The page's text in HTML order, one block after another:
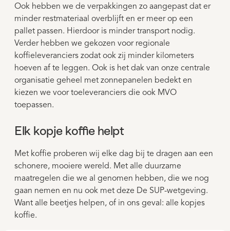
Ook hebben we de verpakkingen zo aangepast dat er
minder restmateriaal overblijft en er meer op een
pallet passen. Hierdoor is minder transport nodig.
Verder hebben we gekozen voor regionale
koffieleveranciers zodat ook zij minder kilometers
hoeven af te leggen. Ook is het dak van onze centrale
organisatie geheel met zonnepanelen bedekt en
kiezen we voor toeleveranciers die ook MVO
toepassen.
Elk kopje koffie helpt
Met koffie proberen wij elke dag bij te dragen aan een
schonere, mooiere wereld. Met alle duurzame
maatregelen die we al genomen hebben, die we nog
gaan nemen en nu ook met deze De SUP-wetgeving.
Want alle beetjes helpen, of in ons geval: alle kopjes
koffie.